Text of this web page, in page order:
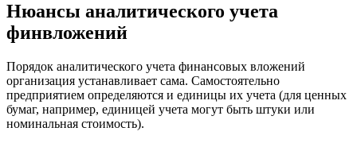
Нюансы аналитического учета
финвложений
Порядок аналитического учета финансовых вложений
организация устанавливает сама. Самостоятельно
предприятием определяются и единицы их учета (для ценных
бумаг, например, единицей учета могут быть штуки или
номинальная стоимость).